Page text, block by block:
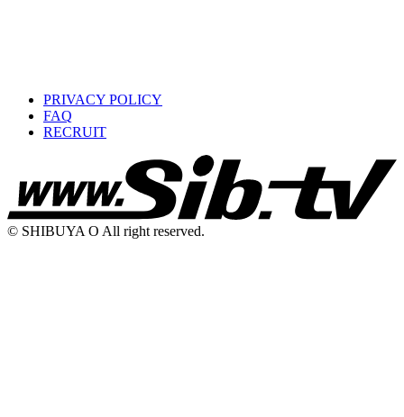
PRIVACY POLICY
FAQ
RECRUIT
© SHIBUYA O All right reserved.